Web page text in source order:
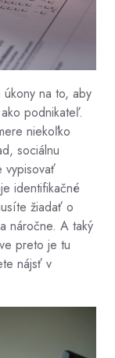
úkony na to, aby
podnikateľ.
niekoľko
sociálnu
vypisovať
identifikačné
žiadať o
náročne. A taký
preto je tu
nájsť v